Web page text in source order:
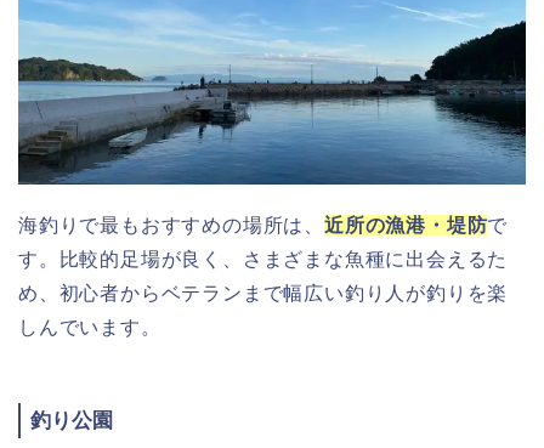
海釣りで最もおすすめの場所は、 近所の漁港・堤防で
す。比較的足場が良く、さまざまな魚種に出会えるた
め、初心者からベテランまで幅広い釣り人が釣りを楽
しんでいます。
釣り公園